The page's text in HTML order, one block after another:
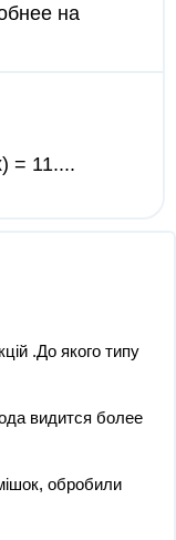
на
= 11....
.До якого типу
видится более
обробили